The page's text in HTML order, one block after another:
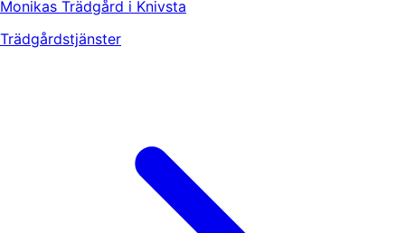
Monikas Trädgård i Knivsta
Trädgårdstjänster